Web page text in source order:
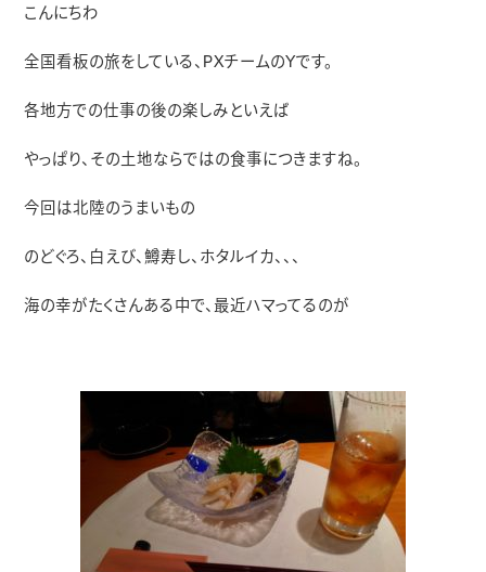
こんにちわ
全国看板の旅をしている、PXチームのYです。
各地方での仕事の後の楽しみといえば
やっぱり、その土地ならではの食事につきますね。
今回は北陸のうまいもの
のどぐろ、白えび、鱒寿し、ホタルイカ、、、
海の幸がたくさんある中で、最近ハマってるのが